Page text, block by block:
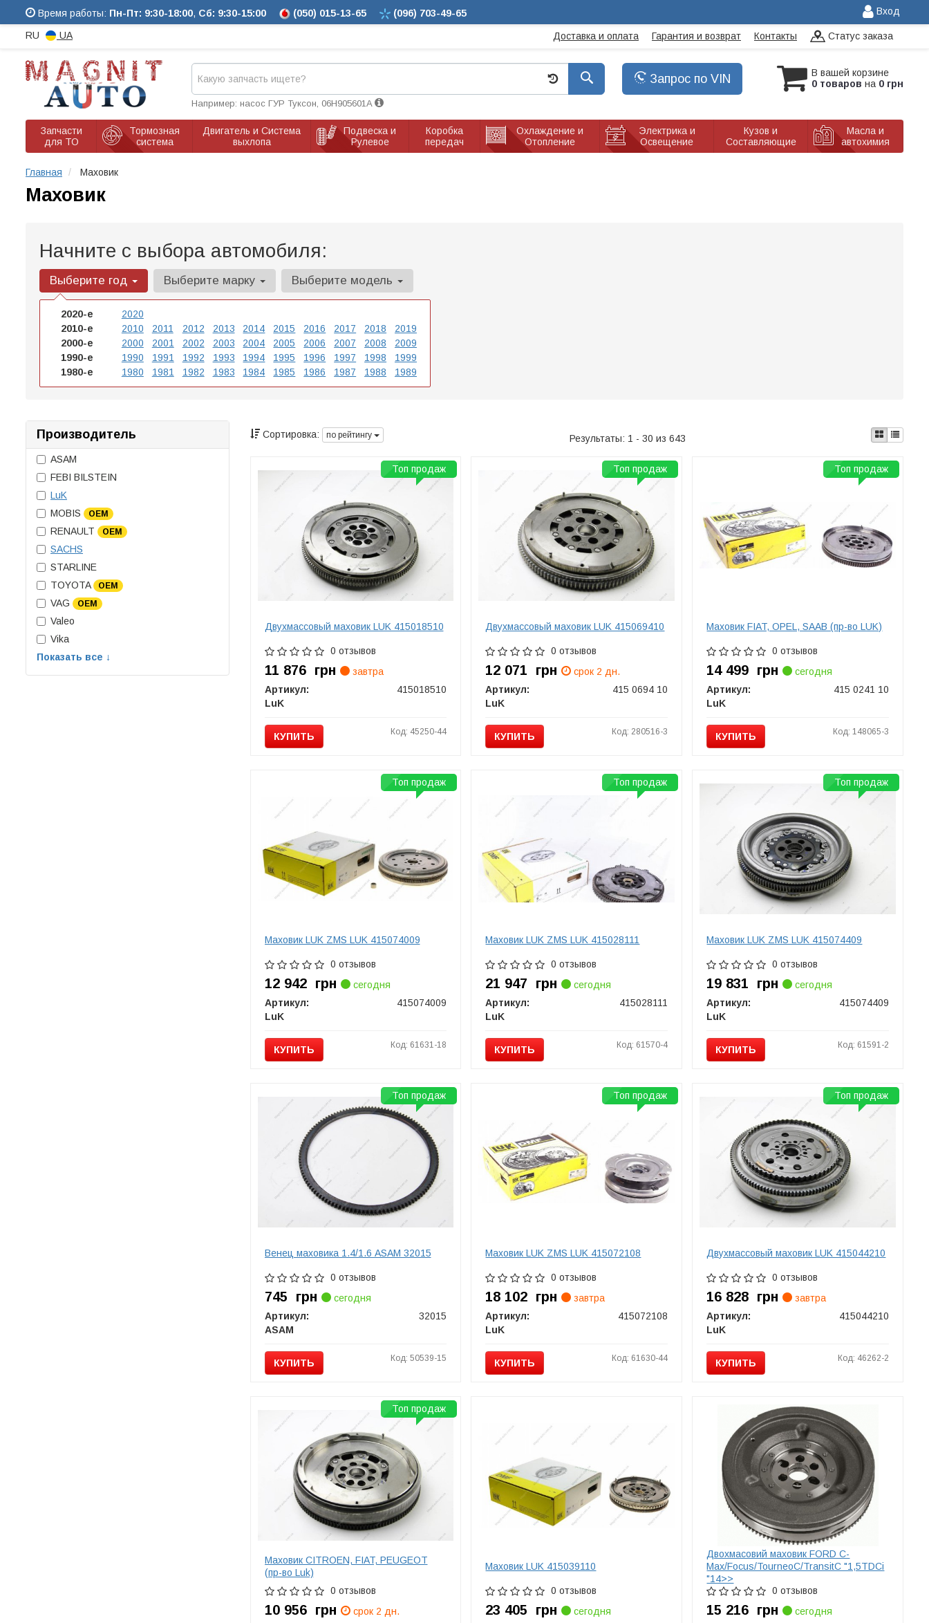
Время работы: Пн-Пт: 9:30-18:00, Сб: 9:30-15:00 (050) 015-13-65 (096) 703-49-65 Вход
RU UA Доставка и оплата Гарантия и возврат Контакты Статус заказа
В вашей корзине
0 товаров на 0 грн
Запрос по VIN
Например: насос ГУР Туксон, 06H905601A
Запчасти
для ТО
Тормозная
система
Двигатель и Система
выхлопа
Подвеска и
Рулевое
Коробка
передач
Охлаждение и
Отопление
Электрика и
Освещение
Кузов и
Составляющие
Масла и
автохимия
Главная Маховик
Маховик
Начните с выбора автомобиля:
Выберите год
2020-е
2020
2010-е
2010 2011 2012 2013 2014 2015 2016 2017 2018
2019
2000-е
2000 2001 2002 2003 2004 2005 2006 2007 2008
2009
1990-е
1990 1991 1992 1993 1994 1995 1996 1997 1998
1999
1980-е
1980 1981 1982 1983 1984 1985 1986 1987 1988 1989
Выберите марку Выберите модель
Производитель
ASAM
FEBI BILSTEIN
LuK
MOBIS
OEM
RENAULT OEM
SACHS
STARLINE
TOYOTA
OEM
VAG OEM
Valeo
Vika
Показать все ↓
Сортировка: по рейтингу Результаты: 1 - 30 из 643
Двухмассовый маховик LUK 415018510
0 отзывов
11 876 грн
завтра
Артикул:
415018510
LuK
КУПИТЬ Код: 45250-44
Топ продаж
Двухмассовый маховик LUK 415069410
0 отзывов
12 071 грн
срок 2 дн.
Артикул:
415 0694 10
LuK
КУПИТЬ Код: 280516-3
Топ продаж
Маховик FIAT, OPEL, SAAB (пр-во LUK)
0 отзывов
14 499 грн
сегодня
Артикул:
415 0241 10
LuK
КУПИТЬ Код: 148065-3
Топ продаж
Маховик LUK ZMS LUK 415074009
0 отзывов
12 942 грн
сегодня
Артикул:
415074009
LuK
КУПИТЬ Код: 61631-18
Топ продаж
Маховик LUK ZMS LUK 415028111
0 отзывов
21 947 грн
сегодня
Артикул:
415028111
LuK
КУПИТЬ Код: 61570-4
Топ продаж
Маховик LUK ZMS LUK 415074409
0 отзывов
19 831 грн
сегодня
Артикул:
415074409
LuK
КУПИТЬ Код: 61591-2
Топ продаж
Венец маховика 1.4/1.6 ASAM 32015
0 отзывов
745 грн
сегодня
Артикул:
32015
ASAM
КУПИТЬ Код: 50539-15
Топ продаж
Маховик LUK ZMS LUK 415072108
0 отзывов
18 102 грн
завтра
Артикул:
415072108
LuK
КУПИТЬ Код: 61630-44
Топ продаж
Двухмассовый маховик LUK 415044210
0 отзывов
16 828 грн
завтра
Артикул:
415044210
LuK
КУПИТЬ Код: 46262-2
Топ продаж
Маховик CITROEN, FIAT, PEUGEOT
(пр-во Luk)
0 отзывов
10 956 грн
срок 2 дн.
Топ продаж
Маховик LUK 415039110
0 отзывов
23 405 грн
сегодня
Двохмасовий маховик FORD C-
Max/Focus/TourneoC/TransitC "1,5TDCi
"14>>
0 отзывов
15 216 грн
сегодня